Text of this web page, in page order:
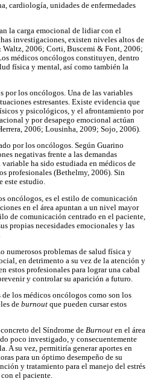
cardiología, unidades de enfermedades
la carga emocional de lidiar con el
investigaciones, existen niveles altos de
2006; Corti, Buscemi & Font, 2006;
médicos oncólogos constituyen, dentro
física y mental, así como también la
por los oncólogos. Una de las variables
estresantes. Existe evidencia que
y psicológicos, y el afrontamiento por
y por desapego emocional actúan
2006; Lousinha, 2009; Sojo, 2006).
por los oncólogos. Según Guarino
negativas frente a las demandas
ha sido estudiada en médicos de
profesionales (Bethelmy, 2006). Sin
este estudio.
oncólogos, es el estilo de comunicación
en el área apuntan a un nivel mayor
de comunicación centrado en el paciente,
propias necesidades emocionales y las
numerosos problemas de salud física y
en detrimento a su vez de la atención y
estos profesionales para lograr una cabal
y controlar su aparición a futuro.
los médicos oncólogos como son los
de burnout que pueden cursar estos
del Síndrome de Burnout en el área
poco investigado, y consecuentemente
A su vez, permitiría generar aportes en
para un óptimo desempeño de su
y tratamiento para el manejo del estrés
el paciente.